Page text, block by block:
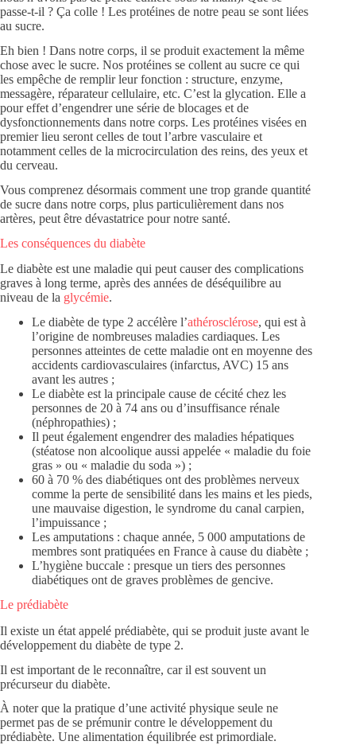
passe-t-il ? Ça colle ! Les protéines de notre peau se sont liées
au sucre.
Eh bien ! Dans notre corps, il se produit exactement la même
chose avec le sucre. Nos protéines se collent au sucre ce qui
les empêche de remplir leur fonction : structure, enzyme,
messagère, réparateur cellulaire, etc. C’est la glycation. Elle a
pour effet d’engendrer une série de blocages et de
dysfonctionnements dans notre corps. Les protéines visées en
premier lieu seront celles de tout l’arbre vasculaire et
notamment celles de la microcirculation des reins, des yeux et
du cerveau.
Vous comprenez désormais comment une trop grande quantité
de sucre dans notre corps, plus particulièrement dans nos
artères, peut être dévastatrice pour notre santé.
Les conséquences du diabète
Le diabète est une maladie qui peut causer des complications
graves à long terme, après des années de déséquilibre au
niveau de la glycémie.
Le diabète de type 2 accélère l’athérosclérose, qui est à
l’origine de nombreuses maladies cardiaques. Les
personnes atteintes de cette maladie ont en moyenne des
accidents cardiovasculaires (infarctus, AVC) 15 ans
avant les autres ;
Le diabète est la principale cause de cécité chez les
personnes de 20 à 74 ans ou d’insuffisance rénale
(néphropathies) ;
Il peut également engendrer des maladies hépatiques
(stéatose non alcoolique aussi appelée « maladie du foie
gras » ou « maladie du soda ») ;
60 à 70 % des diabétiques ont des problèmes nerveux
comme la perte de sensibilité dans les mains et les pieds,
une mauvaise digestion, le syndrome du canal carpien,
l’impuissance ;
Les amputations : chaque année, 5 000 amputations de
membres sont pratiquées en France à cause du diabète ;
L’hygiène buccale : presque un tiers des personnes
diabétiques ont de graves problèmes de gencive.
Le prédiabète
Il existe un état appelé prédiabète, qui se produit juste avant le
développement du diabète de type 2.
Il est important de le reconnaître, car il est souvent un
précurseur du diabète.
À noter que la pratique d’une activité physique seule ne
permet pas de se prémunir contre le développement du
prédiabète. Une alimentation équilibrée est primordiale.